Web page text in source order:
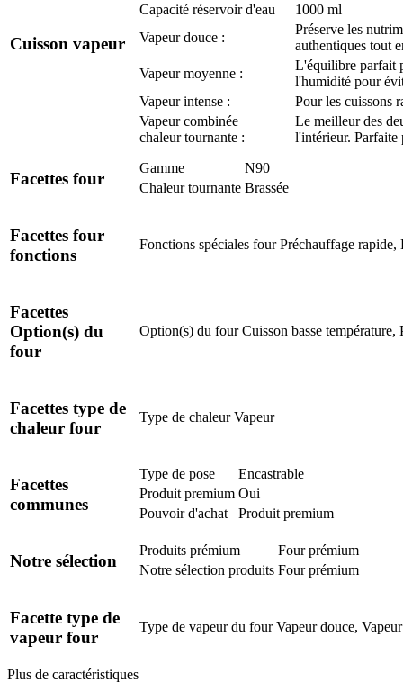
Cuisson vapeur
Capacité réservoir d'eau
1000 ml
Vapeur douce :
Préserve les
authentiques tout
Vapeur moyenne :
L'équilibre parfait
l'humidité pour
Vapeur intense :
Pour les cuissons
Vapeur combinée +
chaleur tournante :
Le meilleur des
l'intérieur. Parfaite
Facettes four
Gamme
N90
Chaleur tournante Brassée
Facettes four
fonctions
Fonctions spéciales four Préchauffage
Facettes
Option(s) du
four
Option(s) du four Cuisson basse
Facettes type de
chaleur four
Type de chaleur Vapeur
Facettes
communes
Type de pose
Encastrable
Produit premium Oui
Pouvoir d'achat
Produit premium
Notre sélection
Produits prémium
Four prémium
Notre sélection produits Four prémium
Facette type de
vapeur four
Type de vapeur du four Vapeur douce,
Plus de caractéristiques